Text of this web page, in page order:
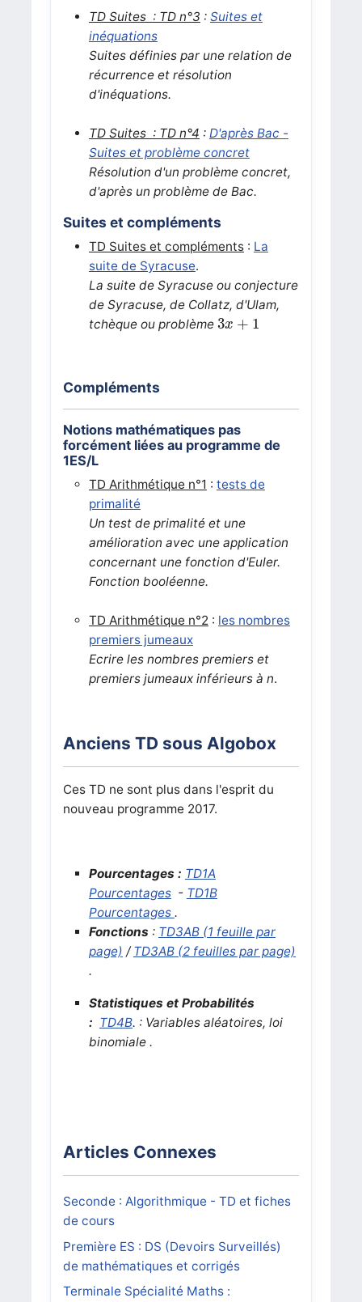
TD Suites : TD n°3 : Suites et
inéquations
Suites définies par une relation de
récurrence et résolution
d'inéquations.
TD Suites : TD n°4 : D'après Bac -
Suites et problème concret
Résolution d'un problème concret,
d'après un problème de Bac.
Suites et compléments
TD Suites et compléments: La
suite de Syracuse.
La suite de Syracuse ou conjecture
de Syracuse, de Collatz, d'Ulam,
tchèque ou problème 3x + 1
3x +
Compléments
Notions mathématiques pas
forcément liées au programme de
1ES/L
TD Arithmétique n°1 : tests de
primalité
Un test de primalité et une
amélioration avec une application
concernant une fonction d'Euler.
Fonction booléenne.
TD Arithmétique n°2: les nombres
premiers jumeaux
Ecrire les nombres premiers et
premiers jumeaux inférieurs à n.
Anciens TD sous Algobox
Ces TD ne sont plus dans l'esprit du
nouveau programme 2017.
Pourcentages : TD1A
Pourcentages- TD1B
Pourcentages .
Fonctions : TD3AB (1 feuille par
page) /TD3AB (2 feuilles par page)
.
Statistiques et Probabilités
: TD4B. : Variables aléatoires, loi
binomiale .
Articles Connexes
Seconde : Algorithmique - TD et fiches
de cours
Première ES : DS (Devoirs Surveillés)
de mathématiques et corrigés
Terminale Spécialité Maths :